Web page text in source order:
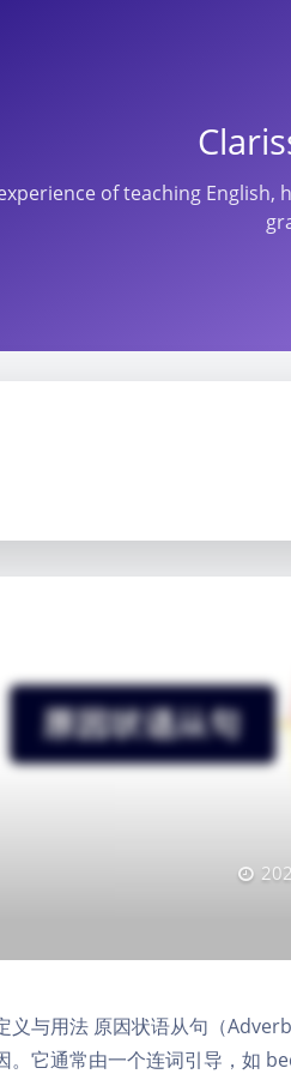
of teaching
义与用法 原因状语从句（
。它通常由一个连词引导，如